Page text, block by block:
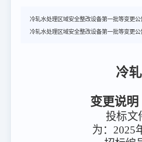
冷轧水处理区域安全整改设备第一批等变更公
冷轧水处理区域安全整改设备第一批等变更公
冷
变更说明
投标文
为：2025